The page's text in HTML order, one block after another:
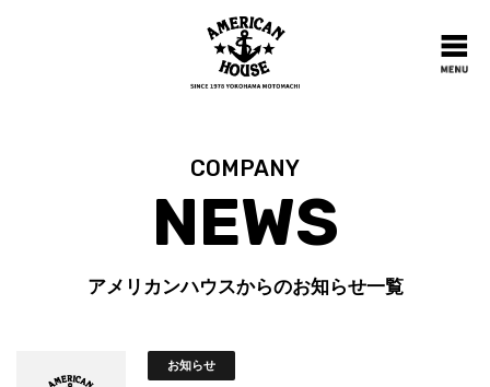
COMPANY
NEWS
アメリカンハウスからのお知らせ一覧
お知らせ